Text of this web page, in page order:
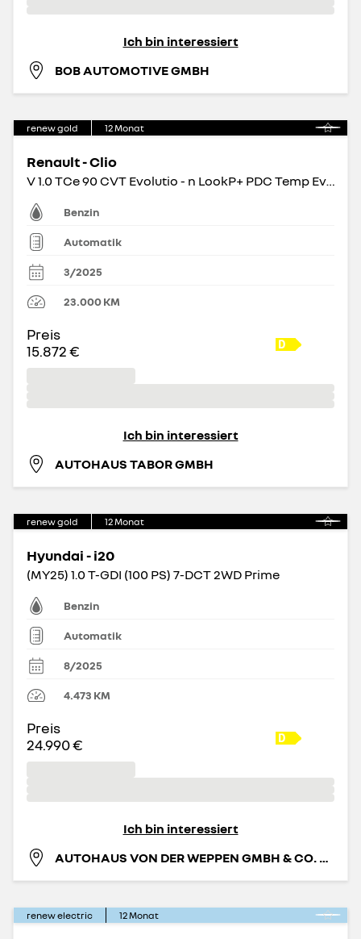
Ich bin interessiert
BOB AUTOMOTIVE GMBH
renew gold 12Monat
Renault - Clio
V 1.0 TCe 90 CVT Evolutio - n LookP+ PDC Temp Evolution
Benzin
Automatik
3/2025
23.000KM
Preis
15.872 €
Ich bin interessiert
AUTOHAUS TABOR GMBH
renew gold 12Monat
Hyundai - i20
(MY25) 1.0 T-GDI (100 PS) 7-DCT 2WD Prime
Benzin
Automatik
8/2025
4.473 KM
Preis
24.990 €
Ich bin interessiert
AUTOHAUS VON DER WEPPEN GMBH & CO. KG
renew electric 12Monat